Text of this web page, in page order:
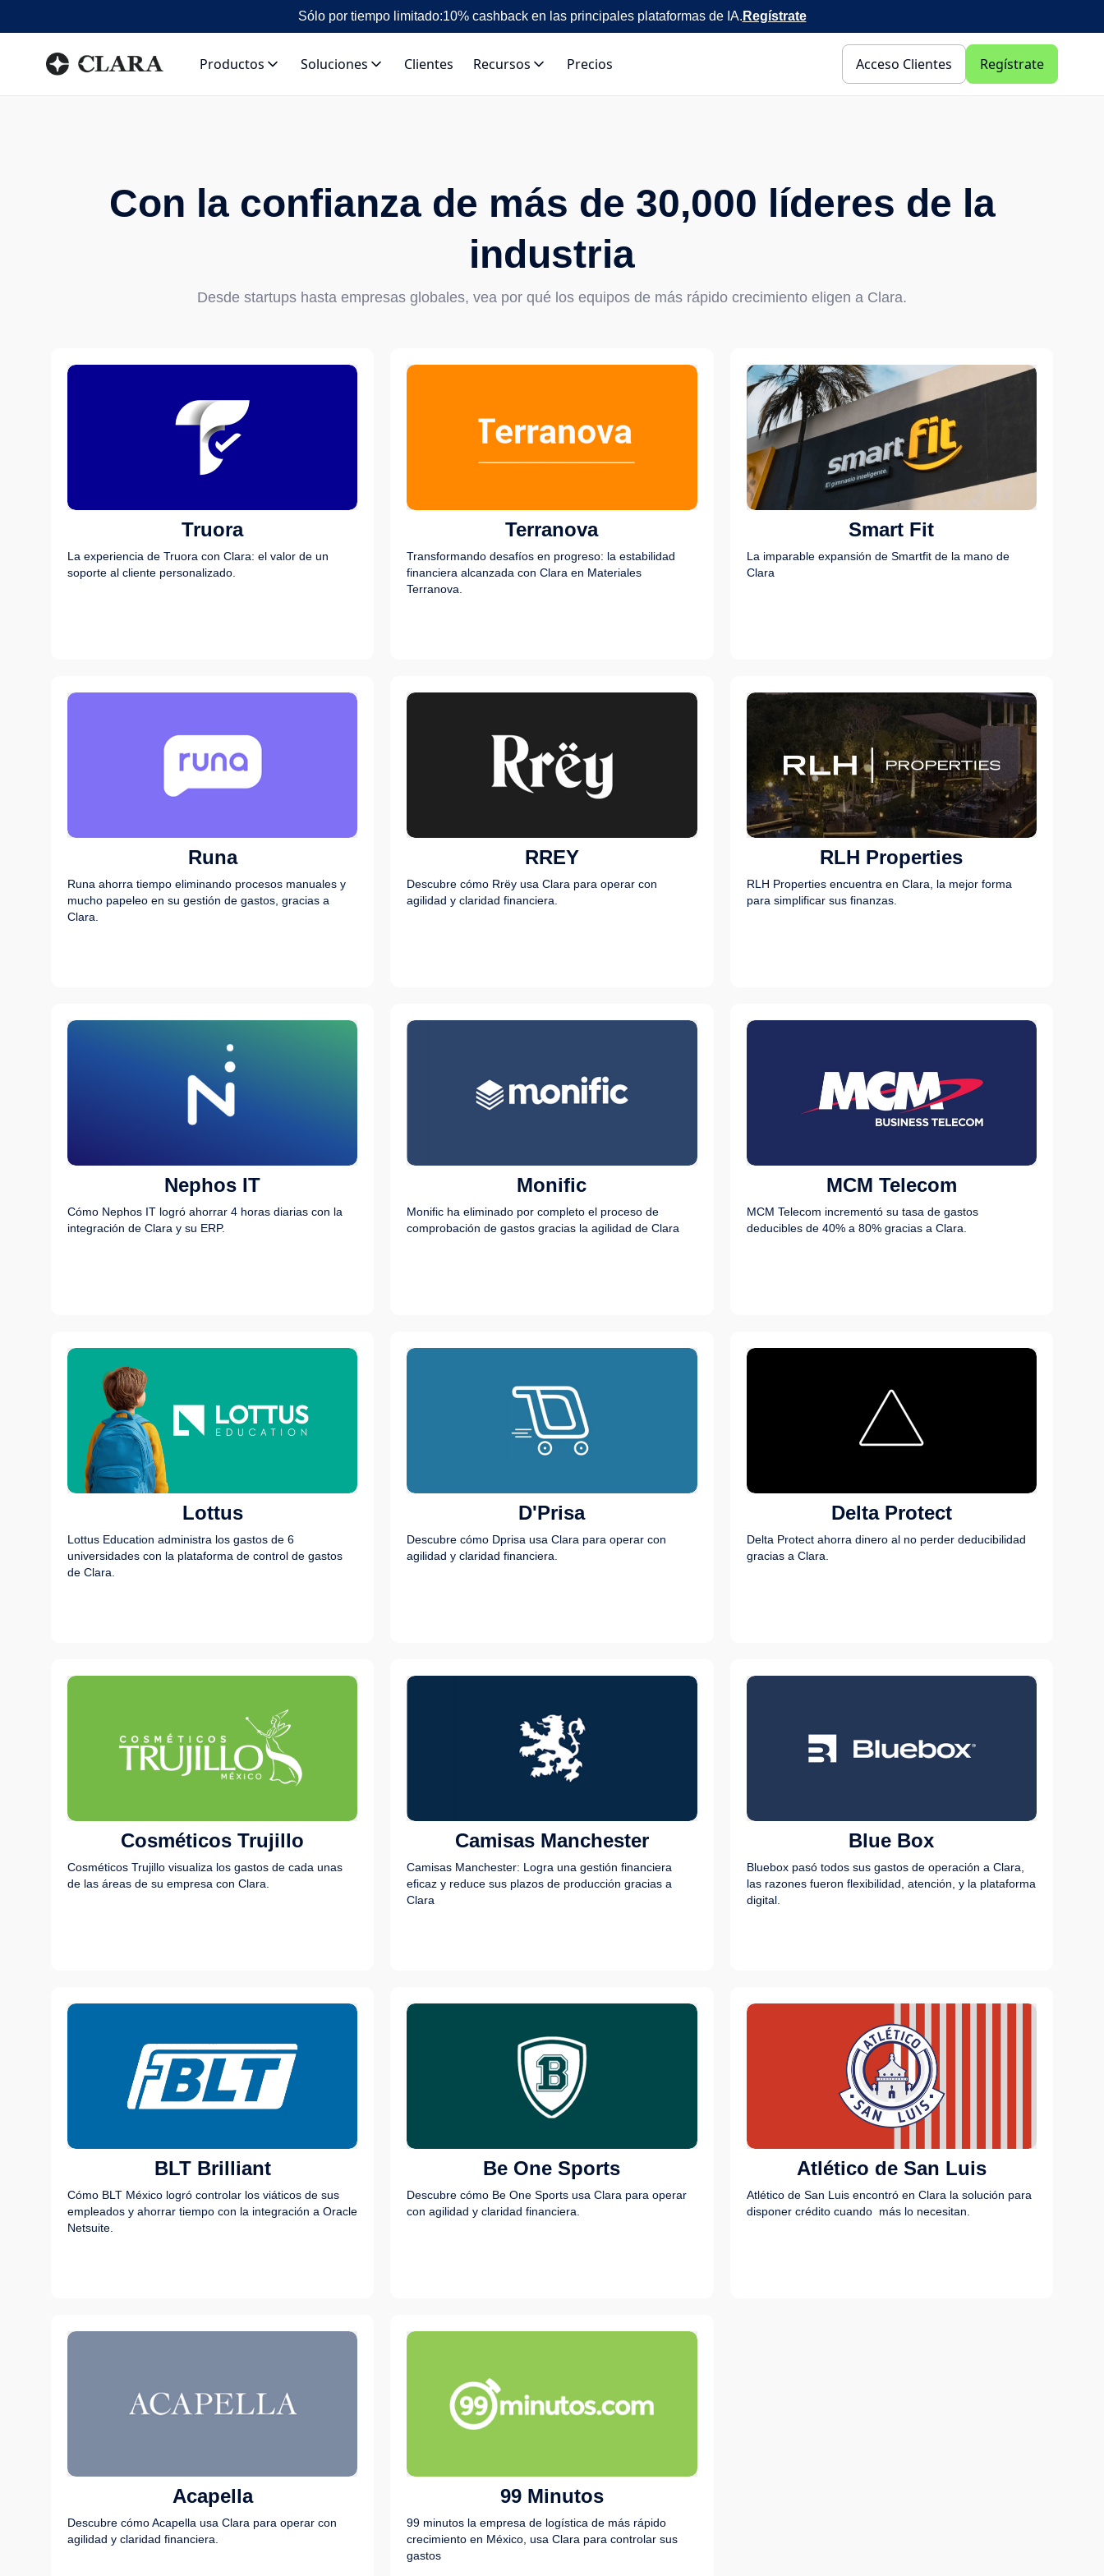
Sólo por tiempo limitado:10% cashback en las principales plataformas de IA. Regístrate
Productos Soluciones Clientes Recursos Precios Acceso Clientes Regístrate
Con la confianza de más de 30,000 líderes de la
industria
Desde startups hasta empresas globales, vea por qué los equipos de más rápido crecimiento eligen a Clara.
Truora
La experiencia de Truora con Clara: el valor de un
soporte al cliente personalizado.
Terranova
Transformando desafíos en progreso: la estabilidad
financiera alcanzada con Clara en Materiales
Terranova.
Smart Fit
La imparable expansión de Smartfit de la mano de
Clara
Runa
Runa ahorra tiempo eliminando procesos manuales y
mucho papeleo en su gestión de gastos, gracias a
Clara.
RREY
Descubre cómo Rrëy usa Clara para operar con
agilidad y claridad financiera.
RLH Properties
RLH Properties encuentra en Clara, la mejor forma
para simplificar sus finanzas.
Nephos IT
Cómo Nephos IT logró ahorrar 4 horas diarias con la
integración de Clara y su ERP.
Monific
Monific ha eliminado por completo el proceso de
comprobación de gastos gracias la agilidad de Clara
MCM Telecom
MCM Telecom incrementó su tasa de gastos
deducibles de 40% a 80% gracias a Clara.
Lottus
Lottus Education administra los gastos de 6
universidades con la plataforma de control de gastos
de Clara.
D'Prisa
Descubre cómo Dprisa usa Clara para operar con
agilidad y claridad financiera.
Delta Protect
Delta Protect ahorra dinero al no perder deducibilidad
gracias a Clara.
Cosméticos Trujillo
Cosméticos Trujillo visualiza los gastos de cada unas
de las áreas de su empresa con Clara.
Camisas Manchester
Camisas Manchester: Logra una gestión financiera
eficaz y reduce sus plazos de producción gracias a
Clara
Blue Box
Bluebox pasó todos sus gastos de operación a Clara,
las razones fueron flexibilidad, atención, y la plataforma
digital.
BLT Brilliant
Cómo BLT México logró controlar los viáticos de sus
empleados y ahorrar tiempo con la integración a Oracle
Netsuite.
Be One Sports
Descubre cómo Be One Sports usa Clara para operar
con agilidad y claridad financiera.
Atlético de San Luis
Atlético de San Luis encontró en Clara la solución para
disponer crédito cuando más lo necesitan.
Acapella
Descubre cómo Acapella usa Clara para operar con
agilidad y claridad financiera.
99 Minutos
99 minutos la empresa de logística de más rápido
crecimiento en México, usa Clara para controlar sus
gastos